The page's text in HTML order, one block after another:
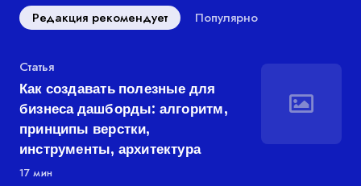
Редакция рекомендует Популярно
Категория
Статья
Как создавать полезные для
бизнеса дашборды: алгоритм,
принципы верстки,
инструменты, архитектура
17 мин